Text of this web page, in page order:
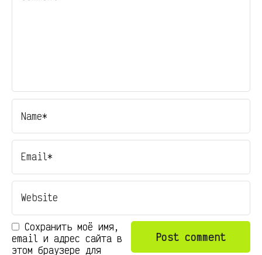
Сохранить моё имя,
email и адрес сайта в
этом браузере для